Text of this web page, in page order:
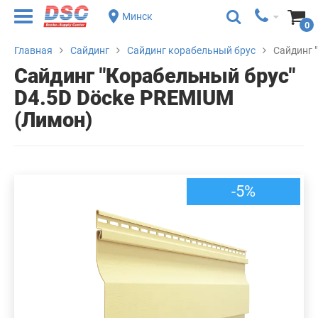
Минск
0
Главная Сайдинг Сайдинг корабельный брус Сайдинг
Сайдинг "Корабельный брус"
D4.5D Döcke PREMIUM
(Лимон)
-5%